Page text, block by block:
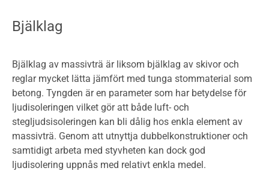
Bjälklag
Bjälklag av massivträ är liksom bjälklag av skivor och
reglar mycket lätta jämfört med tunga stommaterial som
betong. Tyngden är en parameter som har betydelse för
ljudisoleringen vilket gör att både luft- och
stegljudsisoleringen kan bli dålig hos enkla element av
massivträ. Genom att utnyttja dubbelkonstruktioner och
samtidigt arbeta med styvheten kan dock god
ljudisolering uppnås med relativt enkla medel.